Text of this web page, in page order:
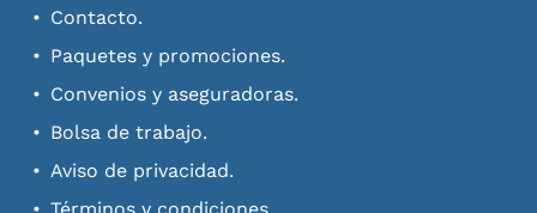
Contacto.
Paquetes y promociones.
Convenios y aseguradoras.
Bolsa de trabajo.
Aviso de privacidad.